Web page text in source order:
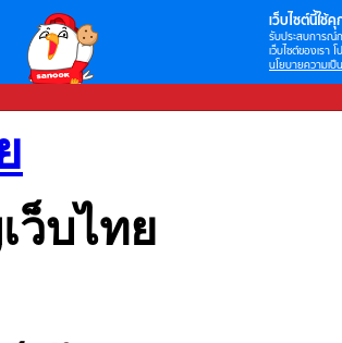
เว็บไซต์นี้ใช้คุ
รับประสบการณ์
เว็บไซต์ของเรา
นโยบายความเป็
ว็บไทย